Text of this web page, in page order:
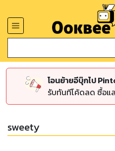
โอนย้ายอีบุ๊กไป
รับทันทีโค้ดลด ซื้อแ
sweety